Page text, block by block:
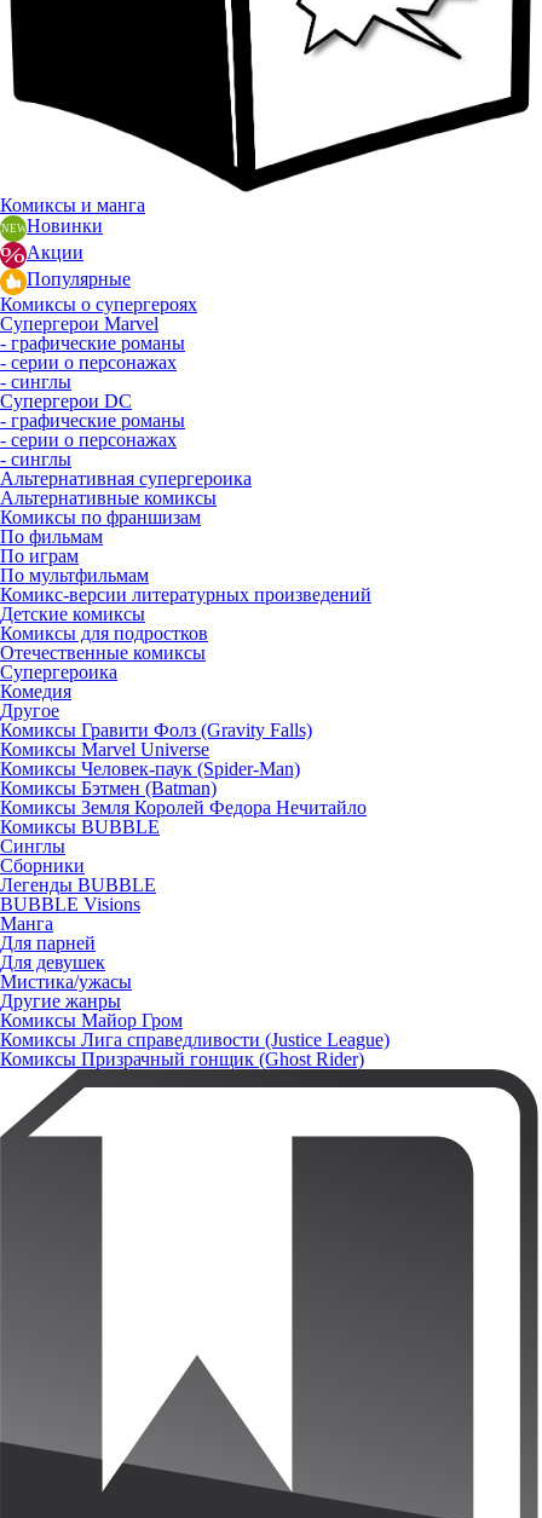
Комиксы и манга
Новинки
Акции
Популярные
Комиксы о супергероях
Супергерои Marvel
- графические романы
- серии о персонажах
- синглы
Супергерои DC
- графические романы
- серии о персонажах
- синглы
Альтернативная супергероика
Альтернативные комиксы
Комиксы по франшизам
По фильмам
По играм
По мультфильмам
Комикс-версии литературных произведений
Детские комиксы
Комиксы для подростков
Отечественные комиксы
Супергероика
Комедия
Другое
Комиксы Гравити Фолз (Gravity Falls)
Комиксы Marvel Universe
Комиксы Человек-паук (Spider-Man)
Комиксы Бэтмен (Batman)
Комиксы Земля Королей Федора Нечитайло
Комиксы BUBBLE
Синглы
Сборники
Легенды BUBBLE
BUBBLE Visions
Манга
Для парней
Для девушек
Мистика/ужасы
Другие жанры
Комиксы Майор Гром
Комиксы Лига справедливости (Justice League)
Комиксы Призрачный гонщик (Ghost Rider)